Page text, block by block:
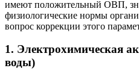
имеют положительный ОВП,
физиологические нормы
вопрос коррекции этого
1. Электрохимическая
воды)